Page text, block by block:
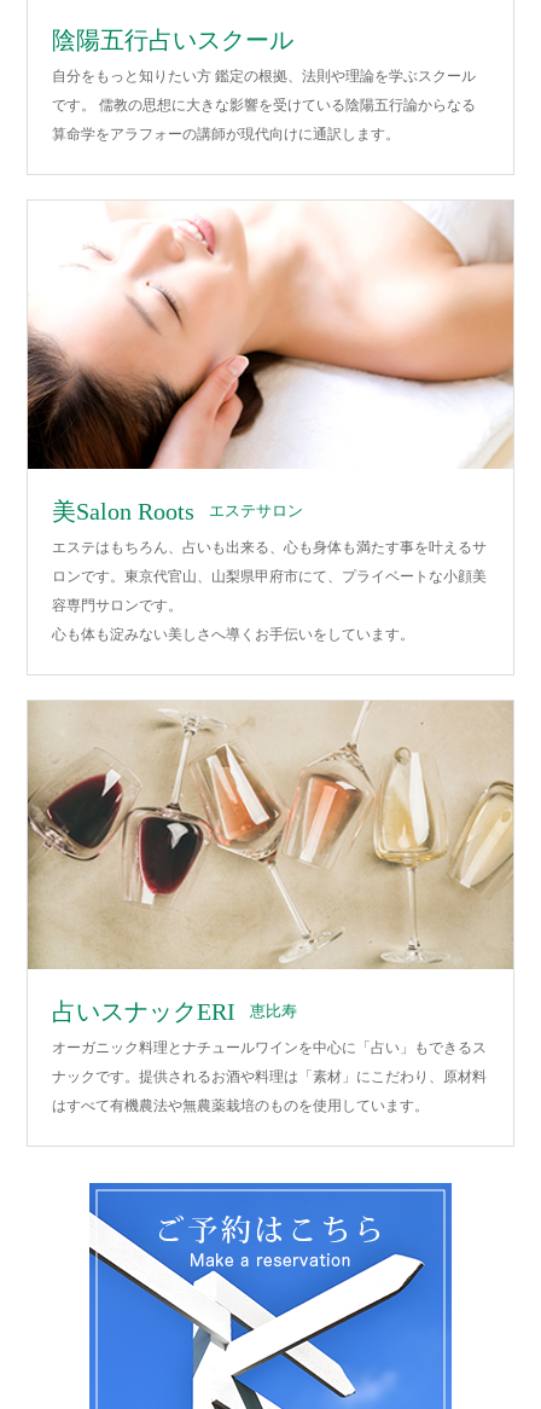
陰陽五行占いスクール
自分をもっと知りたい方 鑑定の根拠、法則や理論を学ぶスクール
です。 儒教の思想に大きな影響を受けている陰陽五行論からなる
算命学をアラフォーの講師が現代向けに通訳します。
美Salon Roots エステサロン
エステはもちろん、占いも出来る、心も身体も満たす事を叶えるサ
ロンです。東京代官山、山梨県甲府市にて、プライベートな小顔美
容専門サロンです。
心も体も淀みない美しさへ導くお手伝いをしています。
占いスナックERI 恵比寿
オーガニック料理とナチュールワインを中心に「占い」もできるス
ナックです。提供されるお酒や料理は「素材」にこだわり、原材料
はすべて有機農法や無農薬栽培のものを使用しています。